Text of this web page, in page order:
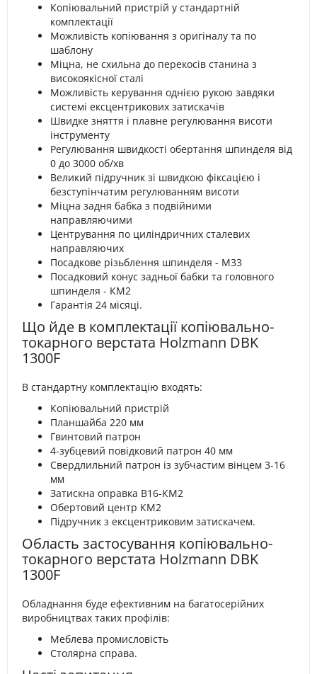
Копіювальний пристрій у стандартній
комплектації
Можливість копіювання з оригіналу та по
шаблону
Міцна, не схильна до перекосів станина з
високоякісної сталі
Можливість керування однією рукою завдяки
системі ексцентрикових затискачів
Швидке зняття і плавне регулювання висоти
інструменту
Регулювання швидкості обертання шпинделя від
0 до 3000 об/хв
Великий підручник зі швидкою фіксацією і
безступінчатим регулюванням висоти
Міцна задня бабка з подвійними
направляючими
Центрування по циліндричних сталевих
направляючих
Посадкове різьблення шпинделя - М33
Посадковий конус задньої бабки та головного
шпинделя - КМ2
Гарантія 24 місяці.
Що йде в комплектації копіювально-
токарного верстата Holzmann DBK
1300F
В стандартну комплектацію входять:
Копіювальний пристрій
Планшайба 220 мм
Гвинтовий патрон
4-зубцевий повідковий патрон 40 мм
Свердлильний патрон із зубчастим вінцем 3-16
мм
Затискна оправка B16-КМ2
Обертовий центр КМ2
Підручник з ексцентриковим затискачем.
Область застосування копіювально-
токарного верстата Holzmann DBK
1300F
Обладнання буде ефективним на багатосерійних
виробництвах таких профілів:
Меблева промисловість
Столярна справа.